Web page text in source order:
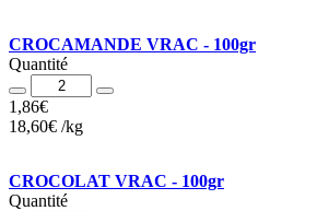
CROCAMANDE VRAC - 100gr
QuantitéQuantité
1,86€
18,60€ /kg
CROCOLAT VRAC - 100gr
QuantitéQuantité